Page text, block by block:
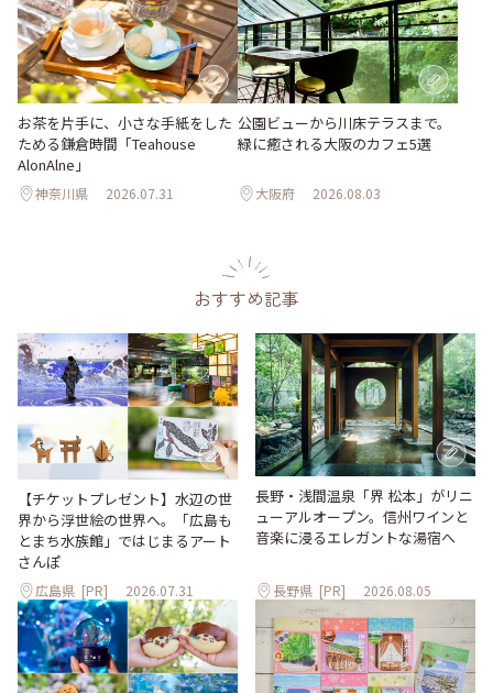
お茶を片手に、小さな手紙をした
ためる鎌倉時間「Teahouse
AlonAlne」
神奈川県 2026.07.31
公園ビューから川床テラスまで。
緑に癒される大阪のカフェ5選
大阪府 2026.08.03
おすすめ記事
【チケットプレゼント】水辺の世
界から浮世絵の世界へ。「広島も
とまち水族館」ではじまるアート
さんぽ
広島県 [PR] 2026.07.31
長野・浅間温泉「界 松本」がリニ
ューアルオープン。信州ワインと
音楽に浸るエレガントな湯宿へ
長野県 [PR] 2026.08.05